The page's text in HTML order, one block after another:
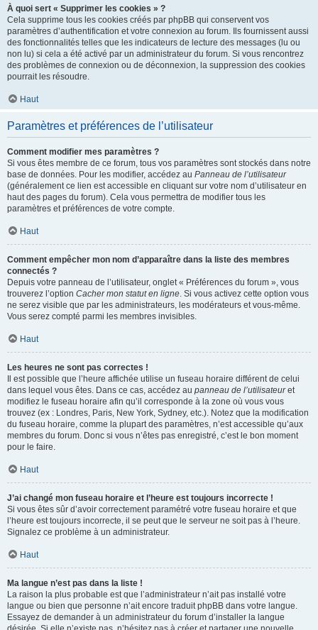
À quoi sert « Supprimer les cookies » ?
Cela supprime tous les cookies créés par phpBB qui conservent vos
paramètres d’authentification et votre connexion au forum. Ils fournissent aussi
des fonctionnalités telles que les indicateurs de lecture des messages (lu ou
non lu) si cela a été activé par un administrateur du forum. Si vous rencontrez
des problèmes de connexion ou de déconnexion, la suppression des cookies
pourrait les résoudre.
Haut
Paramètres et préférences de l’utilisateur
Comment modifier mes paramètres ?
Si vous êtes membre de ce forum, tous vos paramètres sont stockés dans notre
base de données. Pour les modifier, accédez au Panneau de l’utilisateur
(généralement ce lien est accessible en cliquant sur votre nom d’utilisateur en
haut des pages du forum). Cela vous permettra de modifier tous les
paramètres et préférences de votre compte.
Haut
Comment empêcher mon nom d’apparaître dans la liste des membres
connectés ?
Depuis votre panneau de l’utilisateur, onglet « Préférences du forum », vous
trouverez l’option Cacher mon statut en ligne. Si vous activez cette option vous
ne serez visible que par les administrateurs, les modérateurs et vous-même.
Vous serez compté parmi les membres invisibles.
Haut
Les heures ne sont pas correctes !
Il est possible que l’heure affichée utilise un fuseau horaire différent de celui
dans lequel vous êtes. Dans ce cas, accédez au panneau de l’utilisateuret
modifiez le fuseau horaire afin qu’il corresponde à la zone où vous vous
trouvez (ex : Londres, Paris, New York, Sydney, etc.). Notez que la modification
du fuseau horaire, comme la plupart des paramètres, n’est accessible qu’aux
membres du forum. Donc si vous n’êtes pas enregistré, c’est le bon moment
pour le faire.
Haut
J’ai changé mon fuseau horaire et l’heure est toujours incorrecte !
Si vous êtes sûr d’avoir correctement paramétré votre fuseau horaire et que
l’heure est toujours incorrecte, il se peut que le serveur ne soit pas à l’heure.
Signalez ce problème à un administrateur.
Haut
Ma langue n’est pas dans la liste !
La raison la plus probable est que l’administrateur n’ait pas installé votre
langue ou bien que personne n’ait encore traduit phpBB dans votre langue.
Essayez de demander à un administrateur du forum d’installer la langue